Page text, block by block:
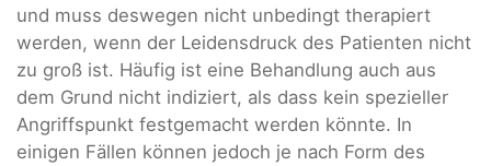
und muss deswegen nicht unbedingt therapiert
werden, wenn der Leidensdruck des Patienten nicht
zu groß ist. Häufig ist eine Behandlung auch aus
dem Grund nicht indiziert, als dass kein spezieller
Angriffspunkt festgemacht werden könnte. In
einigen Fällen können jedoch je nach Form des